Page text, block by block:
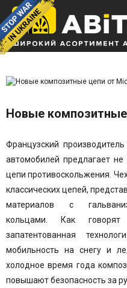
Новые
Французский
автомобилей предлагает
цепи противоскольжения.
классических цепей,
материалов с
кольцами. Как
запатентованная
мобильность на снегу и
холодное время года
повышают безопасность за